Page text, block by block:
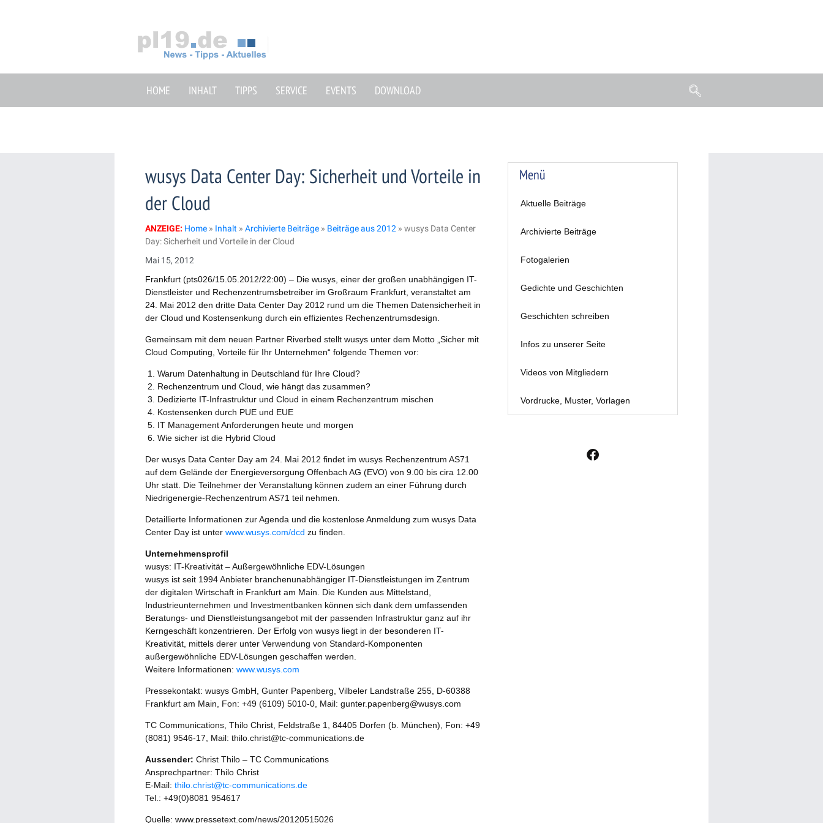
HOME INHALT TIPPS SERVICE EVENTS DOWNLOAD
wusys Data Center Day: Sicherheit und Vorteile in
der Cloud
ANZEIGE: Home » Inhalt » Archivierte Beiträge » Beiträge aus 2012 » wusys Data Center
Day: Sicherheit und Vorteile in der Cloud
Mai 15, 2012
Frankfurt (pts026/15.05.2012/22:00) – Die wusys, einer der großen unabhängigen IT-
Dienstleister und Rechenzentrumsbetreiber im Großraum Frankfurt, veranstaltet am
24. Mai 2012 den dritte Data Center Day 2012 rund um die Themen Datensicherheit in
der Cloud und Kostensenkung durch ein effizientes Rechenzentrumsdesign.
Gemeinsam mit dem neuen Partner Riverbed stellt wusys unter dem Motto „Sicher mit
Cloud Computing, Vorteile für Ihr Unternehmen“ folgende Themen vor:
Warum Datenhaltung in Deutschland für Ihre Cloud?
Rechenzentrum und Cloud, wie hängt das zusammen?
Dedizierte IT-Infrastruktur und Cloud in einem Rechenzentrum mischen
Kostensenken durch PUE und EUE
IT Management Anforderungen heute und morgen
Wie sicher ist die Hybrid Cloud
Der wusys Data Center Day am 24. Mai 2012 findet im wusys Rechenzentrum AS71
auf dem Gelände der Energieversorgung Offenbach AG (EVO) von 9.00 bis cira 12.00
Uhr statt. Die Teilnehmer der Veranstaltung können zudem an einer Führung durch
Niedrigenergie-Rechenzentrum AS71 teil nehmen.
Detaillierte Informationen zur Agenda und die kostenlose Anmeldung zum wusys Data
Center Day ist unter www.wusys.com/dcd zu finden.
Unternehmensprofil
wusys: IT-Kreativität – Außergewöhnliche EDV-Lösungen
wusys ist seit 1994 Anbieter branchenunabhängiger IT-Dienstleistungen im Zentrum
der digitalen Wirtschaft in Frankfurt am Main. Die Kunden aus Mittelstand,
Industrieunternehmen und Investmentbanken können sich dank dem umfassenden
Beratungs- und Dienstleistungsangebot mit der passenden Infrastruktur ganz auf ihr
Kerngeschäft konzentrieren. Der Erfolg von wusys liegt in der besonderen IT-
Kreativität, mittels derer unter Verwendung von Standard-Komponenten
außergewöhnliche EDV-Lösungen geschaffen werden.
Weitere Informationen: www.wusys.com
Pressekontakt: wusys GmbH, Gunter Papenberg, Vilbeler Landstraße 255, D-60388
Frankfurt am Main, Fon: +49 (6109) 5010-0, Mail: gunter.papenberg@wusys.com
TC Communications, Thilo Christ, Feldstraße 1, 84405 Dorfen (b. München), Fon: +49
(8081) 9546-17, Mail: thilo.christ@tc-communications.de
Aussender: Christ Thilo – TC Communications
Ansprechpartner: Thilo Christ
E-Mail: thilo.christ@tc-communications.de
Tel.: +49(0)8081 954617
Quelle: www.pressetext.com/news/20120515026
Menü
Aktuelle Beiträge
Archivierte Beiträge
Fotogalerien
Gedichte und Geschichten
Geschichten schreiben
Infos zu unserer Seite
Videos von Mitgliedern
Vordrucke, Muster, Vorlagen
F
a